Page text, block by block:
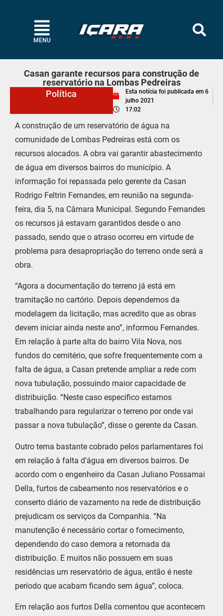
MENU
Casan garante recursos para construção de
reservatório na Lombas Pedreiras
Política
Esta notícia foi publicada em 6
julho 2021
17:02
A construção de um reservatório de água na
comunidade de Lombas Pedreiras está com os
recursos alocados. A obra vai garantir abastecimento
de água em diversos bairros do município. A
informação foi repassada pelo gerente da Casan
Rodrigo Feltrin Fernandes, em reunião na segunda-
feira, dia 5, na Câmara Municipal. Segundo Fernandes
os recursos já estavam garantidos desde o ano
passado, sendo que o atraso ocorreu em virtude de
problema para desapropriação do terreno onde será a
obra.
“Agora a documentação do terreno já está em
tramitação no cartório. Depois dependemos da
modelagem da licitação, mas acredito que as obras
devem iniciar ainda neste ano”, informou Fernandes.
Em relação à parte alta do bairro Vila Nova, nos
fundos do cemitério, que sofre frequentemente com a
falta de água, a Casan pretende ampliar a rede com
nova tubulação, possuindo maior capacidade de
distribuição. “Neste caso especifico estamos
trabalhando para regularizar o terreno por onde vai
passar a nova tubulação”, disse o gerente da Casan.
Outro tema bastante cobrado pelos parlamentares foi
em relação à falta d’água em diversos bairros. De
acordo com o engenheiro da Casan Juliano Possamai
Della, furtos de cabeamento nos reservatórios e o
conserto diário de vazamento na rede de distribuição
prejudicam os serviços da Companhia. “Na
manutenção é necessário cortar o fornecimento,
dependendo do caso demora a retomada da
distribuição. E muitos não possuem em suas
residências um reservatório de água, então é neste
período que acabam ficando sem água”, coloca.
Em relação aos furtos Della comentou que acontecem